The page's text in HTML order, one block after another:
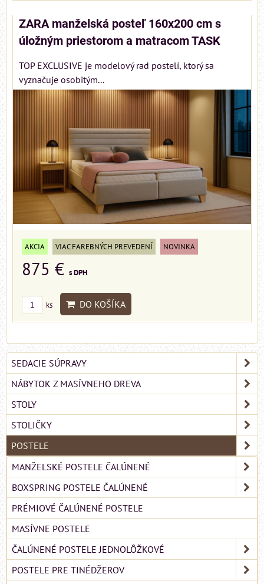
ZARA manželská posteľ 160x200 cm s
úložným priestorom a matracom TASK
TOP EXCLUSIVE je modelový rad postelí, ktorý sa
vyznačuje osobitým...
AKCIA VIAC FAREBNÝCH PREVEDENÍ NOVINKA
875 € s DPH
ks DO KOŠÍKA
SEDACIE SÚPRAVY
NÁBYTOK Z MASÍVNEHO DREVA
STOLY
STOLIČKY
POSTELE
MANŽELSKÉ POSTELE ČALÚNENÉ
BOXSPRING POSTELE ČALÚNENÉ
PRÉMIOVÉ ČALÚNENÉ POSTELE
MASÍVNE POSTELE
ČALÚNENÉ POSTELE JEDNOLÔŽKOVÉ
POSTELE PRE TINÉDŽEROV